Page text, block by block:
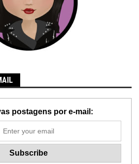
postagens por e-mail: